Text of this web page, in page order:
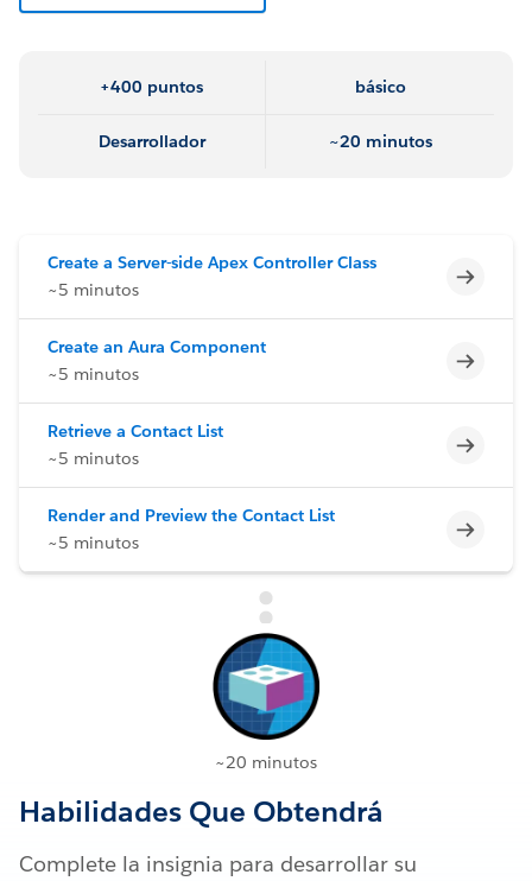
+400 puntos básico
Desarrollador ~20 minutos
Create a Server-side Apex Controller Class
~5 minutos
Create an Aura Component
~5 minutos
Retrieve a Contact List
~5 minutos
Render and Preview the Contact List
~5 minutos
~20 minutos
Habilidades Que Obtendrá
Complete la insignia para desarrollar su